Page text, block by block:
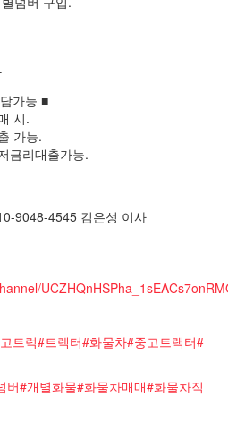
가능 ■
시.
가능.
금리대출가능.
9048-4545 김은성 이사
트럭#트렉터#화물차#중고트랙터#
#개별화물#화물차매매#화물차직